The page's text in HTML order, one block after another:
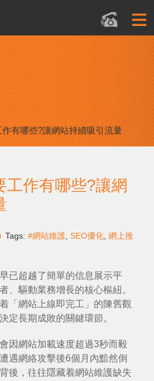
有哪些?讓網站持續吸引流量
工作有哪些?讓網
Tags: #網站維護 SEO優化 網上推
已超越了簡單的信息展示平
、驅動業務增長的核心樞紐。
「網站上線即完工」的陳舊觀
定長期成敗的關鍵環節。
因網站加載速度超過3秒而毅
遇網絡攻擊後6個月內黯然倒
後，往往隱藏着網站維護缺失